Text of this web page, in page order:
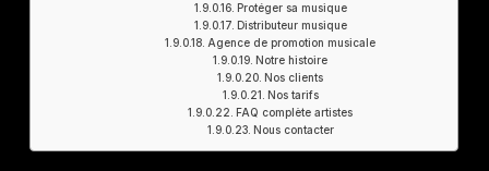
Protéger sa musique
Distributeur musique
Agence de promotion musicale
Notre histoire
Nos clients
Nos tarifs
FAQ complète artistes
Nous contacter